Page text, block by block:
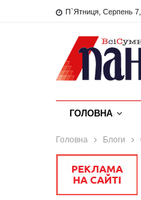
П`ятниця, Серпень
ГОЛОВНА
Головна Блоги